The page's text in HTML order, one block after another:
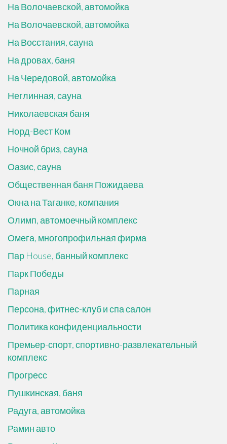
На Волочаевской, автомойка
На Волочаевской, автомойка
На Восстания, сауна
На дровах, баня
На Чередовой, автомойка
Неглинная, сауна
Николаевская баня
Норд-Вест Ком
Ночной бриз, сауна
Оазис, сауна
Общественная баня Пожидаева
Окна на Таганке, компания
Олимп, автомоечный комплекс
Омега, многопрофильная фирма
Пар House, банный комплекс
Парк Победы
Парная
Персона, фитнес-клуб и спа салон
Политика конфиденциальности
Премьер-спорт, спортивно-развлекательный
комплекс
Прогресс
Пушкинская, баня
Радуга, автомойка
Рамин авто